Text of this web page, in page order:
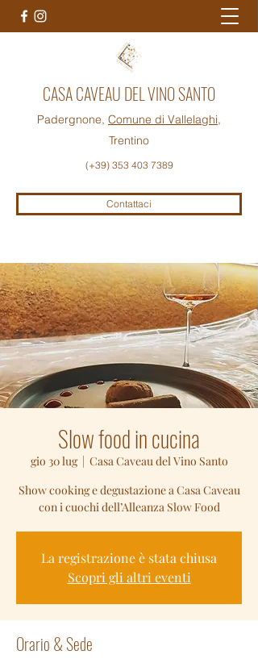
CASA CAVEAU DEL VINO SANTO
Padergnone, Comune di Vallelaghi,
Trentino
(+39) 353 403 7389
Contattaci
Slow food in cucina
gio 30 lug
  |
Casa Caveau del Vino Santo
Show cooking e degustazione a Casa Caveau
con i cuochi dell’Alleanza Slow Food
La registrazione è stata chiusa
Scopri gli altri eventi
Orario & Sede